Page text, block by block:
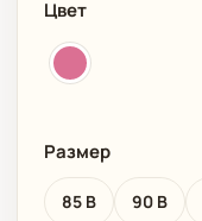
Цвет
Размер
85 B 90 B